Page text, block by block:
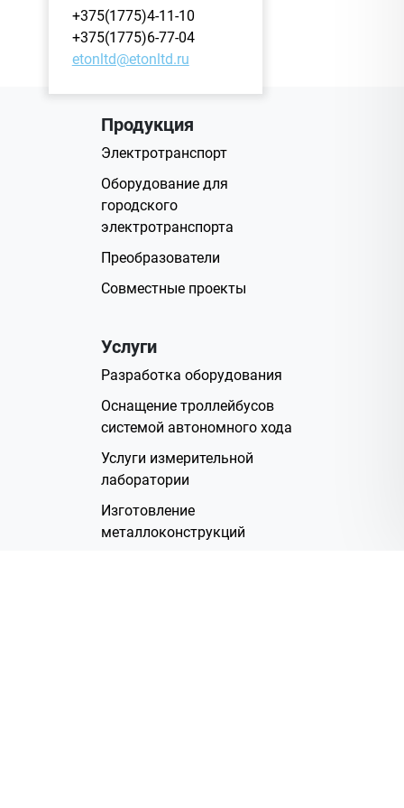
+375(1775)4-11-10
+375(1775)6-77-04
etonltd@etonltd.ru
Продукция
Электротранспорт
Оборудование для
городского
электротранспорта
Преобразователи
Совместные проекты
Услуги
Разработка оборудования
Оснащение троллейбусов
системой автономного хода
Услуги измерительной
лаборатории
Изготовление
металлоконструкций